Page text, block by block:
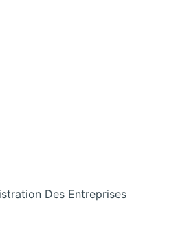
Des Entreprises